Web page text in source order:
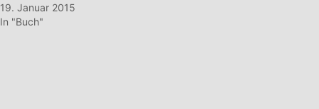
19. Januar 2015
In "Buch"